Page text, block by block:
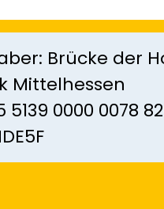
Brücke der
Mittelhessen
5139 0000 0078